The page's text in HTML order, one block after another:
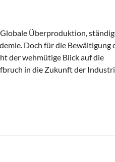
Überproduktion,
Doch für die Bewältigung
der wehmütige Blick auf die
in die Zukunft der